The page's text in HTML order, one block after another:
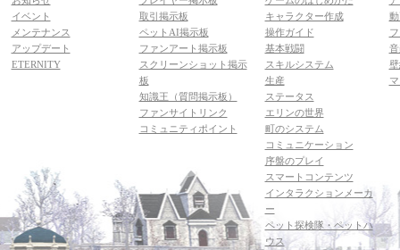
イベント
メンテナンス
アップデート
ETERNITY
取引掲示板
ペットAI掲示板
ファンアート掲示板
スクリーンショット掲示
板
知識王（質問掲示板）
ファンサイトリンク
コミュニティポイント
キャラクター作成
操作ガイド
基本戦闘
スキルシステム
生産
ステータス
エリンの世界
町のシステム
コミュニケーション
序盤のプレイ
スマートコンテンツ
インタラクションメーカ
ー
ペット探検隊・ペットハ
ウス